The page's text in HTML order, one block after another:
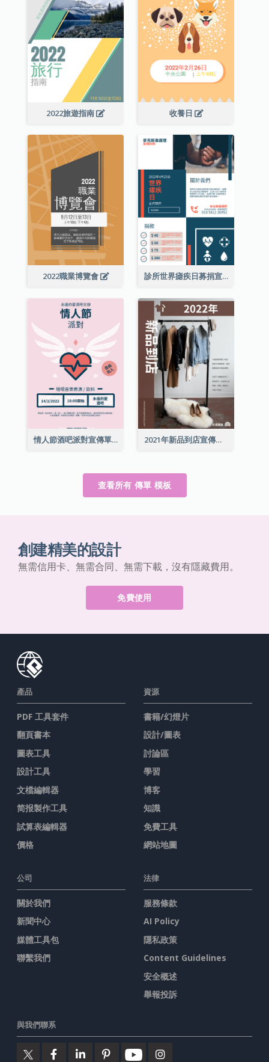
2022旅遊指南 收養日
2022職業博覽會 診所世界瘧疾日募捐宣傳單張
情人節酒吧派對宣傳單張 2021年新品到店宣傳單張
查看所有 傳單 模板
創建精美的設計
無需信用卡、無需合同、無需下載，沒有隱藏費用。
免費使用
產品
PDF 工具套件
翻頁書本
圖表工具
設計工具
文檔編輯器
简报製作工具
試算表編輯器
價格
資源
書籍/幻燈片
設計/圖表
討論區
學習
博客
知識
免費工具
網站地圖
公司
關於我們
新聞中心
媒體工具包
聯繫我們
法律
服務條款
AI Policy
隱私政策
Content Guidelines
安全概述
舉報投訴
與我們聯系